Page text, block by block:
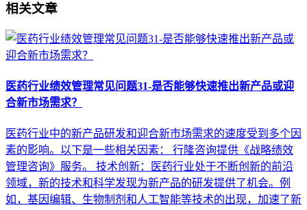
相关文章
医药行业绩效管理常见问题31-是否能够快速推出新产品或迎
合新市场需求？
医药行业中的新产品研发和迎合新市场需求的速度受到多个因
素的影响。以下是一些相关因素： 行隆咨询提供《战略绩效
管理咨询》服务。 技术创新：医药行业处于不断创新的前沿
领域，新的技术和科学发现为新产品的研发提供了机会。例
如，基因编辑、生物制剂和人工智能等技术的出现，加速了新